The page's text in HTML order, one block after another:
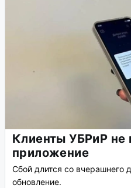
Клиенты УБРиР не
приложение
Сбой длится со вчерашнего
обновление.